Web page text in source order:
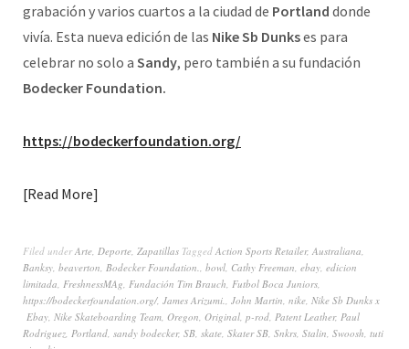
grabación y varios cuartos a la ciudad de Portland donde
vivía. Esta nueva edición de las Nike Sb Dunkses para
celebrar no solo a Sandy, pero también a su fundación
Bodecker Foundation.
https://bodeckerfoundation.org/
Read More
Filed underArte, Deporte, Zapatillas Tagged Action Sports Retailer, Australiana,
Banksy, beaverton, Bodecker Foundation., bowl, Cathy Freeman, ebay, edicion
limitada, FreshnessMAg, Fundación Tim Brauch, Futbol Boca Juniors,
https://bodeckerfoundation.org/, James Arizumi., John Martin, nike, Nike Sb Dunks x
Ebay, Nike Skateboarding Team, Oregon, Original, p-rod, Patent Leather, Paul
Rodriguez, Portland, sandy bodecker, SB, skate, Skater SB, Snkrs, Stalin, Swoosh, tuti